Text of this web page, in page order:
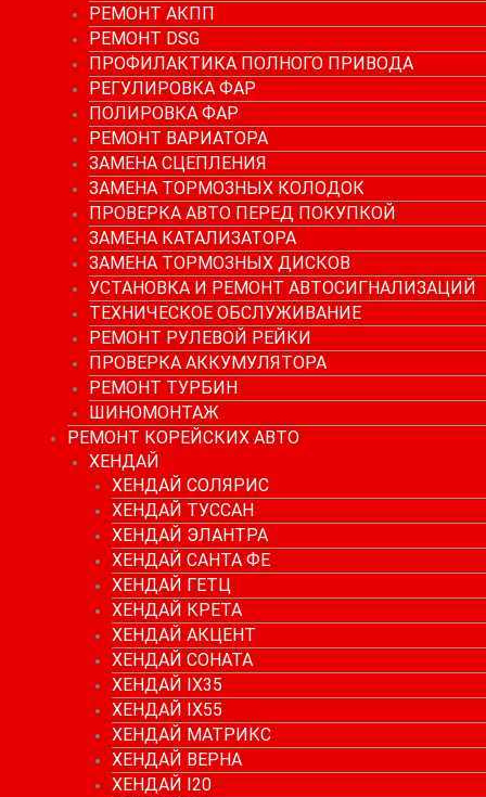
РЕМОНТ АКПП
РЕМОНТ DSG
ПРОФИЛАКТИКА ПОЛНОГО ПРИВОДА
РЕГУЛИРОВКА ФАР
ПОЛИРОВКА ФАР
РЕМОНТ ВАРИАТОРА
ЗАМЕНА СЦЕПЛЕНИЯ
ЗАМЕНА ТОРМОЗНЫХ КОЛОДОК
ПРОВЕРКА АВТО ПЕРЕД ПОКУПКОЙ
ЗАМЕНА КАТАЛИЗАТОРА
ЗАМЕНА ТОРМОЗНЫХ ДИСКОВ
УСТАНОВКА И РЕМОНТ АВТОСИГНАЛИЗАЦИЙ
ТЕХНИЧЕСКОЕ ОБСЛУЖИВАНИЕ
РЕМОНТ РУЛЕВОЙ РЕЙКИ
ПРОВЕРКА АККУМУЛЯТОРА
РЕМОНТ ТУРБИН
ШИНОМОНТАЖ
РЕМОНТ КОРЕЙСКИХ АВТО
ХЕНДАЙ
ХЕНДАЙ СОЛЯРИС
ХЕНДАЙ ТУССАН
ХЕНДАЙ ЭЛАНТРА
ХЕНДАЙ САНТА ФЕ
ХЕНДАЙ ГЕТЦ
ХЕНДАЙ КРЕТА
ХЕНДАЙ АКЦЕНТ
ХЕНДАЙ СОНАТА
ХЕНДАЙ IX35
ХЕНДАЙ IX55
ХЕНДАЙ МАТРИКС
ХЕНДАЙ ВЕРНА
ХЕНДАЙ I20